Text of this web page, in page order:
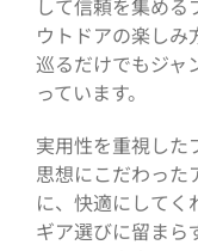
して信頼を集め
ウトドアの楽しみ
巡るだけでもジャ
っています。
実用性を重視した
思想にこだわった
に、快適にしてく
ギア選びに留まら